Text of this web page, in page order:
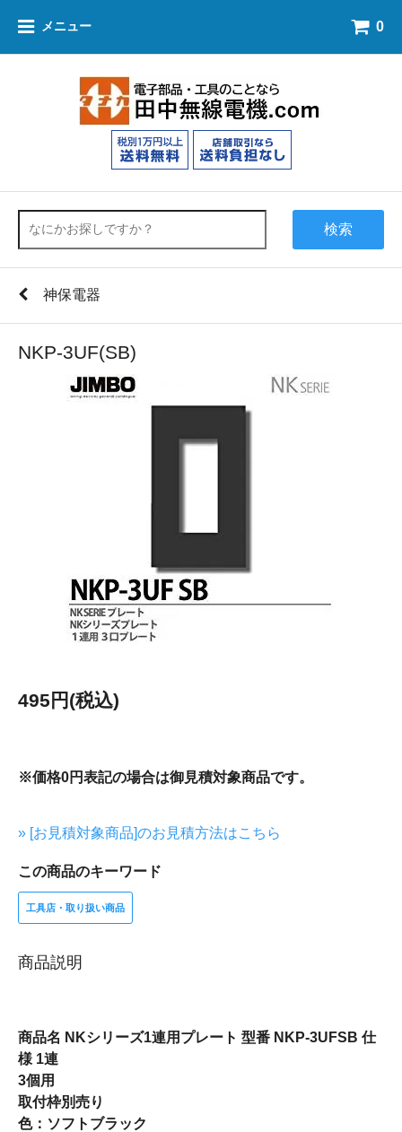
メニュー 0
検索
神保電器
NKP-3UF(SB)
495円(税込)
※価格0円表記の場合は御見積対象商品です。
» [お見積対象商品]のお見積方法はこちら
この商品のキーワード
工具店・取り扱い商品
商品説明
商品名 NKシリーズ1連用プレート 型番 NKP-3UFSB 仕
様 1連
3個用
取付枠別売り
色：ソフトブラック